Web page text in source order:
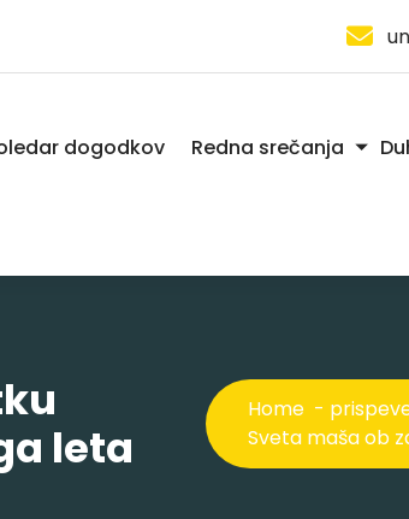
dogodkov Redna srečanja
leta
Home -
Sveta maša ob